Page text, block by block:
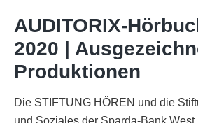
Funkhaus
Köln
AUDITORIX-
2020 |
Produktionen
Die STIFTUNG HÖREN und die